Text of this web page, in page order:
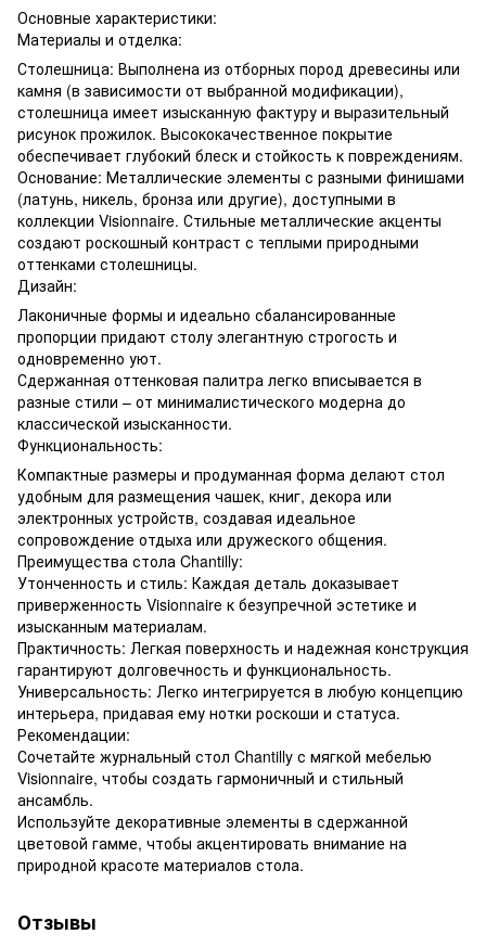
Основные характеристики:
Материалы и отделка:
Столешница: Выполнена из отборных пород древесины или
камня (в зависимости от выбранной модификации),
столешница имеет изысканную фактуру и выразительный
рисунок прожилок. Высококачественное покрытие
обеспечивает глубокий блеск и стойкость к повреждениям.
Основание: Металлические элементы с разными финишами
(латунь, никель, бронза или другие), доступными в
коллекции Visionnaire. Стильные металлические акценты
создают роскошный контраст с теплыми природными
оттенками столешницы.
Дизайн:
Лаконичные формы и идеально сбалансированные
пропорции придают столу элегантную строгость и
одновременно уют.
Сдержанная оттенковая палитра легко вписывается в
разные стили – от минималистического модерна до
классической изысканности.
Функциональность:
Компактные размеры и продуманная форма делают стол
удобным для размещения чашек, книг, декора или
электронных устройств, создавая идеальное
сопровождение отдыха или дружеского общения.
Преимущества стола Chantilly:
Утонченность и стиль: Каждая деталь доказывает
приверженность Visionnaire к безупречной эстетике и
изысканным материалам.
Практичность: Легкая поверхность и надежная конструкция
гарантируют долговечность и функциональность.
Универсальность: Легко интегрируется в любую концепцию
интерьера, придавая ему нотки роскоши и статуса.
Рекомендации:
Сочетайте журнальный стол Chantilly с мягкой мебелью
Visionnaire, чтобы создать гармоничный и стильный
ансамбль.
Используйте декоративные элементы в сдержанной
цветовой гамме, чтобы акцентировать внимание на
природной красоте материалов стола.
Отзывы